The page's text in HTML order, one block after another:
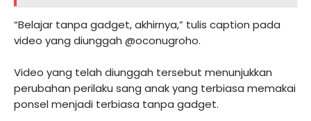
“Belajar tanpa gadget, akhirnya,” tulis caption pada
video yang diunggah @oconugroho.
Video yang telah diunggah tersebut menunjukkan
perubahan perilaku sang anak yang terbiasa memakai
ponsel menjadi terbiasa tanpa gadget.